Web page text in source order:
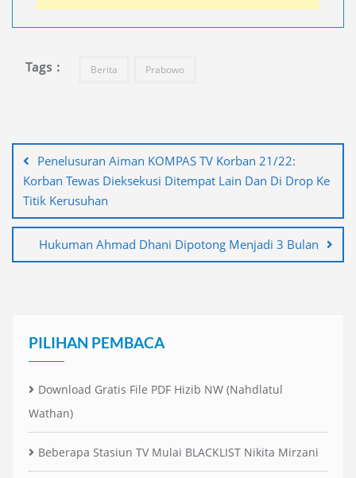
Tags : Berita Prabowo
posPenelusuran Aiman KOMPAS TV Korban 21/22:
Korban Tewas Dieksekusi Ditempat Lain Dan Di Drop Ke
Titik Kerusuhan
Hukuman Ahmad Dhani Dipotong Menjadi 3 Bulan
PILIHAN PEMBACA
Download Gratis File PDF Hizib NW (Nahdlatul
Wathan)
Beberapa Stasiun TV Mulai BLACKLIST Nikita Mirzani